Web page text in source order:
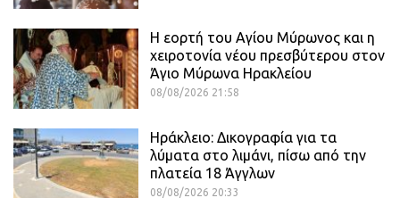
Η εορτή του Αγίου Μύρωνος και η
χειροτονία νέου πρεσβύτερου στον
Άγιο Μύρωνα Ηρακλείου
08/08/2026 21:58
Ηράκλειο: Δικογραφία για τα
λύματα στο λιμάνι, πίσω από την
πλατεία 18 Άγγλων
08/08/2026 20:33